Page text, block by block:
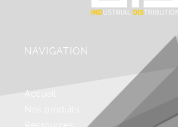
NAVIGATION
Accueil